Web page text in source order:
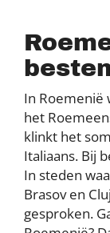
In Roemenië
het
klinkt het
Italiaans. Bij
In steden
Brasov en
gesproken.